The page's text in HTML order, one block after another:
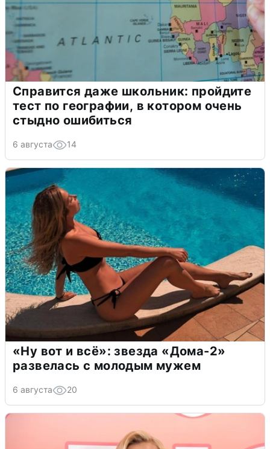
Справится даже школьник: пройдите
тест по географии, в котором очень
стыдно ошибиться
6 августа 14
«Ну вот и всё»: звезда «Дома-2»
развелась с молодым мужем
6 августа 20